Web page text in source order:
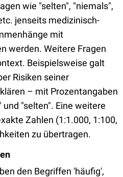
wie "selten", "niemals",
jenseits medizinisch-
mit
werden. Weitere Fragen
Beispielsweise galt
Risiken seiner
– mit Prozentangaben
"selten". Eine weitere
Zahlen (1:1.000, 1:100,
zu übertragen.
den Begriffen 'häufig',